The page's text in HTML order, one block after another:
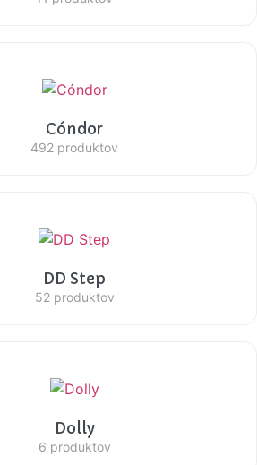
Cóndor
492 produktov
DD Step
52 produktov
Dolly
6 produktov